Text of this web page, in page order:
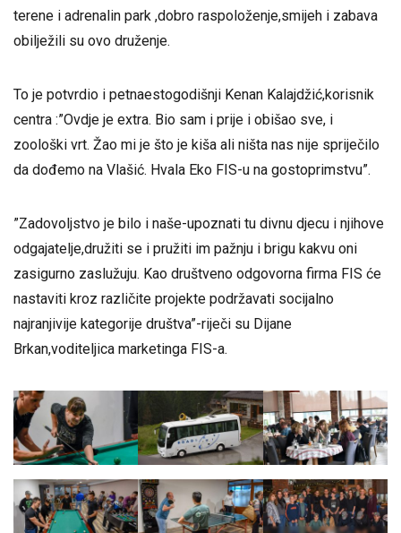
terene i adrenalin park ,dobro raspoloženje,smijeh i zabava
obilježili su ovo druženje.
To je potvrdio i petnaestogodišnji Kenan Kalajdžić,korisnik
centra :”Ovdje je extra. Bio sam i prije i obišao sve, i
zoološki vrt. Žao mi je što je kiša ali ništa nas nije spriječilo
da dođemo na Vlašić. Hvala Eko FIS-u na gostoprimstvu”.
”Zadovoljstvo je bilo i naše-upoznati tu divnu djecu i njihove
odgajatelje,družiti se i pružiti im pažnju i brigu kakvu oni
zasigurno zaslužuju. Kao društveno odgovorna firma FIS će
nastaviti kroz različite projekte podržavati socijalno
najranjivije kategorije društva”-riječi su Dijane
Brkan,voditeljica marketinga FIS-a.